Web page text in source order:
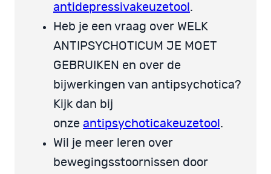
antidepressivakeuzetool .
Heb je een vraag over WELK
ANTIPSYCHOTICUM JE MOET
GEBRUIKEN en over de
bijwerkingen van antipsychotica?
Kijk dan bij
onze antipsychoticakeuzetool .
Wil je meer leren over
bewegingsstoornissen door